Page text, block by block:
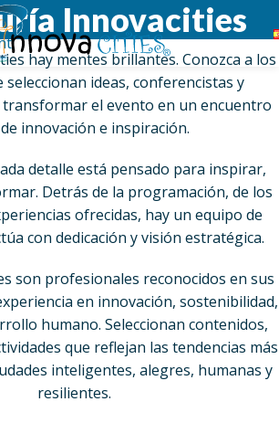
Innovacities
hay mentes brillantes. Conozca a los
seleccionan ideas, conferencistas y
el evento en un encuentro
innovación e inspiración.
detalle está pensado para inspirar,
Detrás de la programación, de los
ofrecidas, hay un equipo de
con dedicación y visión estratégica.
son profesionales reconocidos en sus
en innovación, sostenibilidad,
humano. Seleccionan contenidos,
que reflejan las tendencias más
inteligentes, alegres, humanas y
resilientes.